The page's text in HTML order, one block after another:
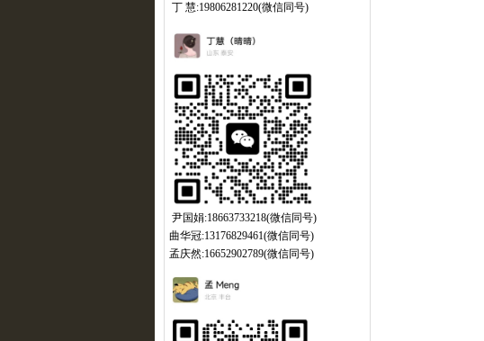
丁 慧:19806281220(微信同号)
尹国娟:18663733218(微信同号)
曲华冠:13176829461(微信同号)
孟庆然:16652902789(微信同号)